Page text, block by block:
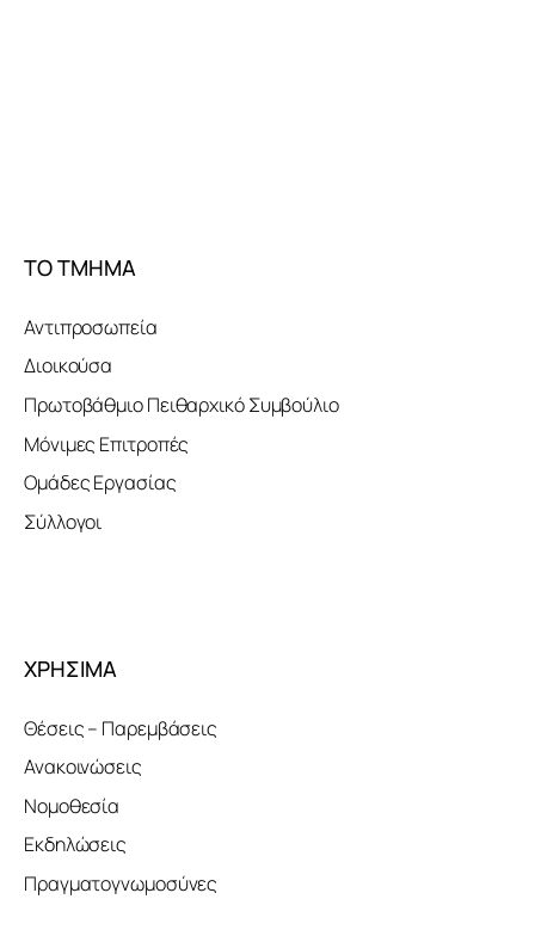
ΤΟ ΤΜΗΜΑ
Αντιπροσωπεία
Διοικούσα
Πρωτοβάθμιο Πειθαρχικό Συμβούλιο
Μόνιμες Επιτροπές
Ομάδες Εργασίας
Σύλλογοι
ΧΡΗΣΙΜΑ
Θέσεις – Παρεμβάσεις
Ανακοινώσεις
Νομοθεσία
Εκδηλώσεις
Πραγματογνωμοσύνες